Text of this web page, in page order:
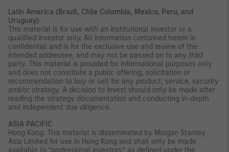
Latin America (Brazil, Chile Colombia, Mexico, Peru, and
Uruguay)
This material is for use with an institutional investor or a
qualified investor only. All information contained herein is
confidential and is for the exclusive use and review of the
intended addressee, and may not be passed on to any third
party. This material is provided for informational purposes only
and does not constitute a public offering, solicitation or
recommendation to buy or sell for any product, service, security
and/or strategy. A decision to invest should only be made after
reading the strategy documentation and conducting in-depth
and independent due diligence.
ASIA PACIFIC
Hong Kong: This material is disseminated by Morgan Stanley
Asia Limited for use in Hong Kong and shall only be made
available to “professional investors” as defined under the